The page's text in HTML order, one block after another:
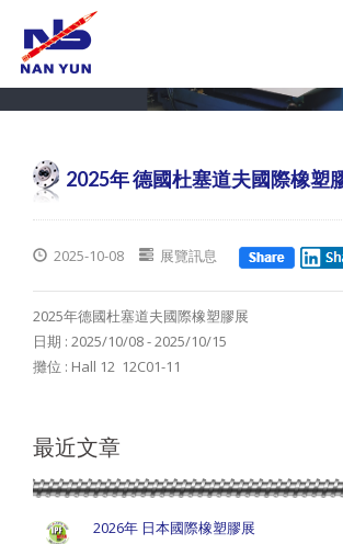
2025年 德國杜塞道夫國際橡塑
2025-10-08 展覽訊息
2025年德國杜塞道夫國際橡塑膠展
日期 : 2025/10/08 - 2025/10/15
攤位 : Hall 12 12C01-11
最近文章
2026年 日本國際橡塑膠展